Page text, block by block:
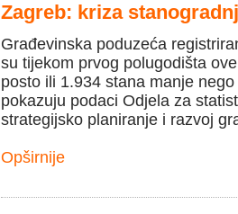
Zagreb: kriza
Građevinska poduzeća
su tijekom prvog polugodišta
posto ili 1.934 stana manje
pokazuju podaci Odjela za
strategijsko planiranje i razvoj
Opširnije